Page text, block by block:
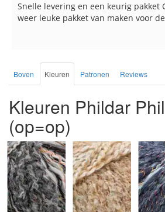
Snelle levering en een keurig pakket
weer leuke pakket van maken voor
Boven Kleuren Patronen Reviews
Kleuren Phildar
(op=op)